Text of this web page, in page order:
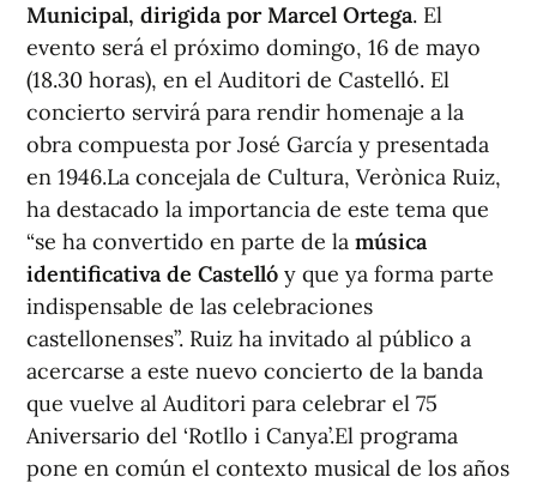
Municipal, dirigida por Marcel Ortega. El
evento será el próximo domingo, 16 de mayo
(18.30 horas), en el Auditori de Castelló. El
concierto servirá para rendir homenaje a la
obra compuesta por José García y presentada
en 1946.La concejala de Cultura, Verònica Ruiz,
ha destacado la importancia de este tema que
“se ha convertido en parte de la música
identificativa de Castelló y que ya forma parte
indispensable de las celebraciones
castellonenses”. Ruiz ha invitado al público a
acercarse a este nuevo concierto de la banda
que vuelve al Auditori para celebrar el 75
Aniversario del ‘Rotllo i Canya’.El programa
pone en común el contexto musical de los años